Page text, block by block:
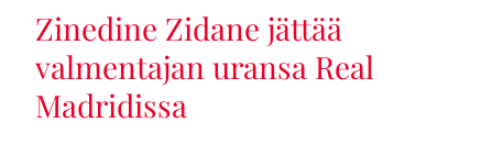
Zinedine Zidane jättää
valmentajan uransa Real
Madridissa